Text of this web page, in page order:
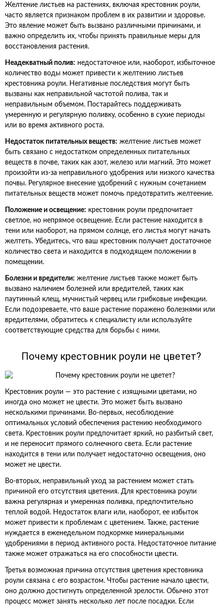
Желтение листьев на растениях, включая крестовник роули,
часто является признаком проблем в их развитии и здоровье.
Это явление может быть вызвано различными причинами, и
важно определить их, чтобы принять правильные меры для
восстановления растения.
Неадекватный полив: недостаточное или, наоборот, избыточное
количество воды может привести к желтению листьев
крестовника роули. Негативные последствия могут быть
вызваны как неправильной частотой полива, так и
неправильным объемом. Постарайтесь поддерживать
умеренную и регулярную поливку, особенно в сухие периоды
или во время активного роста.
Недостаток питательных веществ: желтение листьев может
быть связано с недостатком определенных питательных
веществ в почве, таких как азот, железо или магний. Это может
произойти из-за неправильного удобрения или низкого качества
почвы. Регулярное внесение удобрений с нужным сочетанием
питательных веществ может помочь предотвратить желтеение.
Положение и освещение: крестовник роули предпочитает
светлое, но непрямое освещение. Если растение находится в
тени или наоборот, на прямом солнце, его листья могут начать
желтеть. Убедитесь, что ваш крестовник получает достаточное
количество света и находится в подходящем положении в
помещении.
Болезни и вредители: желтение листьев также может быть
вызвано наличием болезней или вредителей, таких как
паутинный клещ, мучнистый червец или грибковые инфекции.
Если подозреваете, что ваше растение поражено болезнями или
вредителями, обратитесь к специалисту или используйте
соответствующие средства для борьбы с ними.
Почему крестовник роули не цветет?
Крестовник роули — это растение с изящными цветами, но
иногда оно может не цвести. Это может быть вызвано
несколькими причинами. Во-первых, несоблюдение
оптимальных условий обеспечения растению необходимого
света. Крестовник роули предпочитает яркий, но разбитый свет,
и не переносит прямого солнечного света. Если растение
находится в тени или получает недостаточно освещения, оно
может не цвести.
Во-вторых, неправильный уход за растением может стать
причиной его отсутствия цветения. Для крестовника роули
важна регулярная и умеренная поливка, предпочтительно
теплой водой. Недостаток влаги или, наоборот, ее избыток
может привести к проблемам с цветением. Также, растение
нуждается в еженедельном подкормке минеральными
удобрениями в период активного роста. Недостаточное питание
также может отражаться на его способности цвести.
Третья возможная причина отсутствия цветения крестовника
роули связана с его возрастом. Чтобы растение начало цвести,
оно должно достигнуть определенной зрелости. Обычно этот
процесс может занять несколько лет после посадки. Если